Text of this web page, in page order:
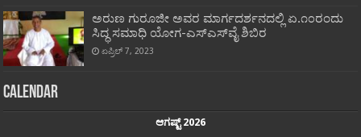
ಅರುಣ ಗುರೂಜೀ ಅವರ ಮಾರ್ಗದರ್ಶನದಲ್ಲಿ ಏ.೧೦ರಂದು
ಸಿದ್ಧ ಸಮಾಧಿ ಯೋಗ-ಎಸ್‌ಎಸ್‌ವೈ ಶಿಬಿರ
ಏಪ್ರಿಲ್ 7, 2023
Calendar
ಆಗಷ್ಟ್ 2026